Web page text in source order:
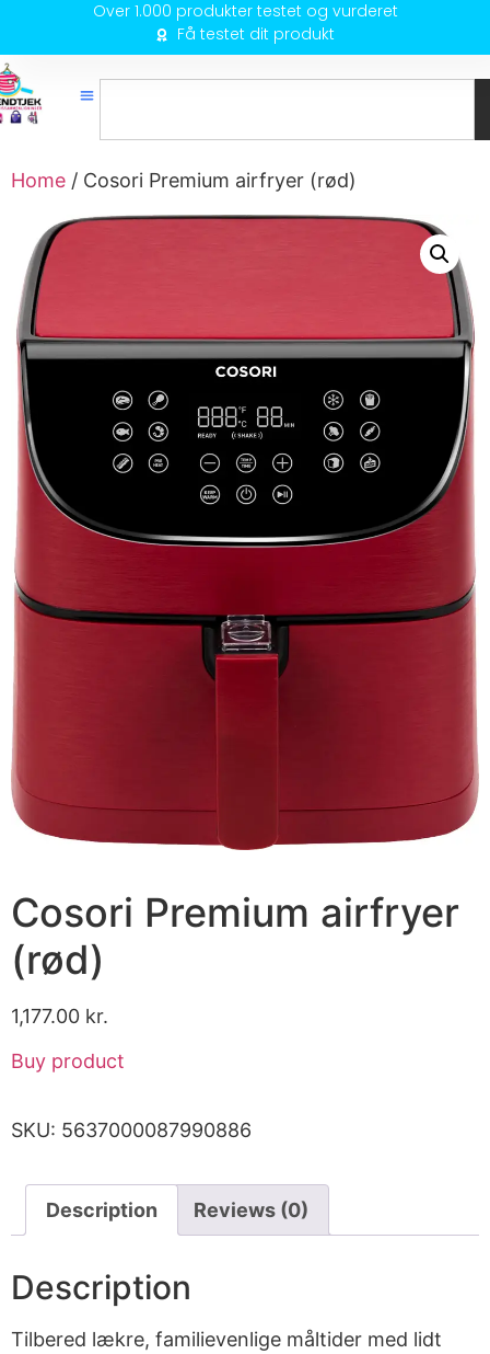
Over 1.000 produkter testet og vurderet
Få testet dit produkt
Home / Cosori Premium airfryer (rød)
Cosori Premium airfryer
(rød)
1,177.00 kr.
Buy product
SKU: 5637000087990886
Description Reviews (0)
Description
Tilbered lækre, familievenlige måltider med lidt